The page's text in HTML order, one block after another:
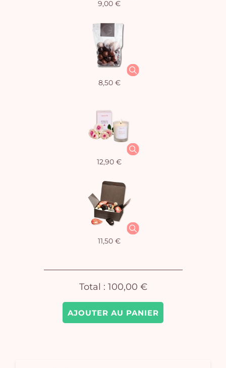
AJOUTER AU PANIER
9,00 €
8,50 €
12,90 €
11,50 €
Total : 100,00 €